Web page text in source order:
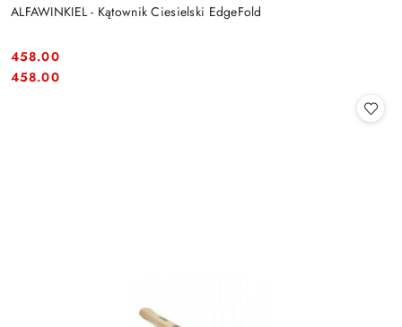
ALFAWINKIEL - Kątownik Ciesielski EdgeFold
Cena:
458.00
Cena:
458.00